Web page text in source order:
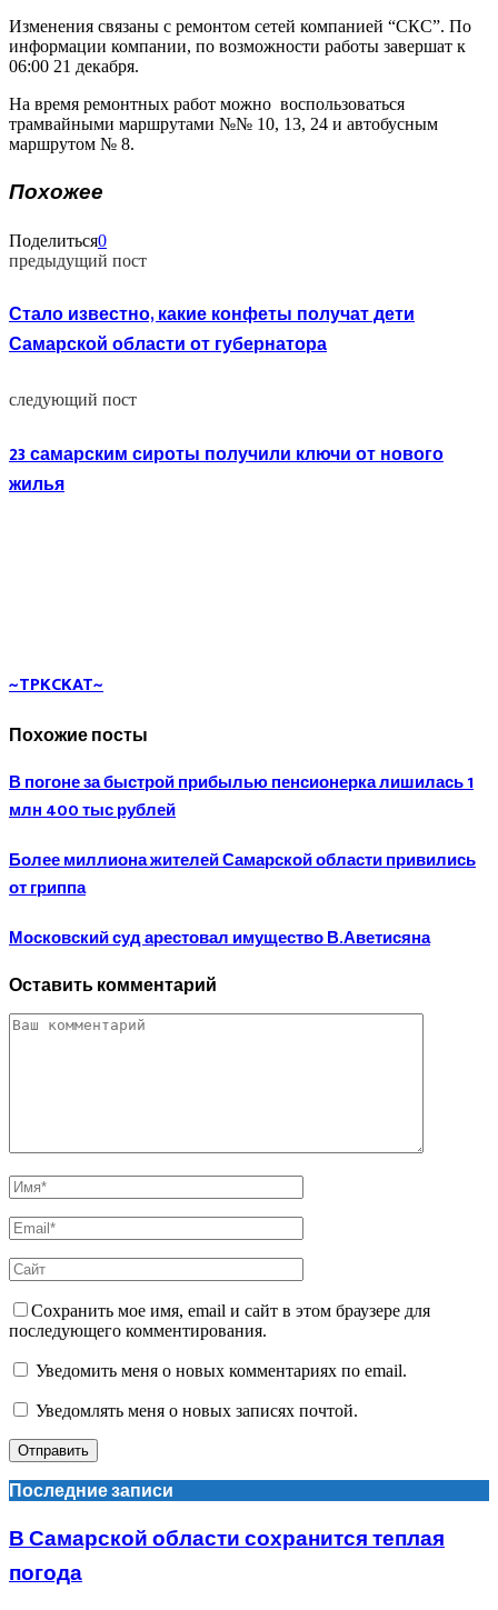
Изменения связаны с ремонтом сетей компанией “СКС”. По
информации компании, по возможности работы завершат к
06:00 21 декабря.
На время ремонтных работ можно воспользоваться
трамвайными маршрутами №№ 10, 13, 24 и автобусным
маршрутом № 8.
Похожее
Поделиться0
предыдущий пост
Стало известно, какие конфеты получат дети
Самарской области от губернатора
следующий пост
23 самарским сироты получили ключи от нового
жилья
~TPKCKAT~
Похожие посты
В погоне за быстрой прибылью пенсионерка лишилась 1
млн 400 тыс рублей
Более миллиона жителей Самарской области привились
от гриппа
Московский суд арестовал имущество В.Аветисяна
Оставить комментарий
Сохранить мое имя, email и сайт в этом браузере для
последующего комментирования.
Уведомить меня о новых комментариях по email.
Уведомлять меня о новых записях почтой.
Последние записи
В Самарской области сохранится теплая
погода